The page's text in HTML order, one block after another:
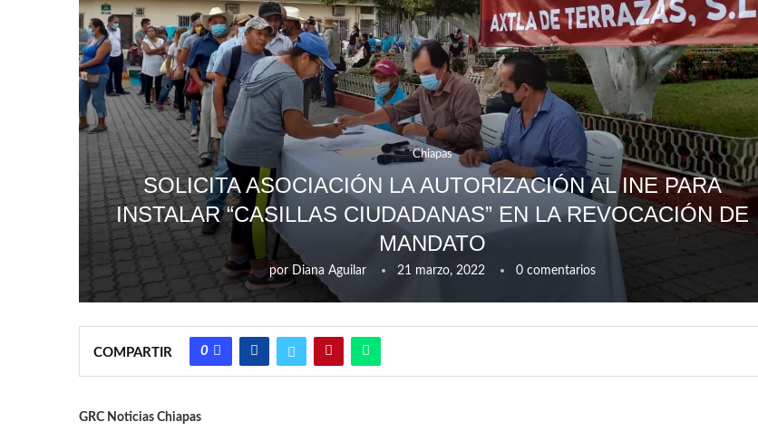
Chiapas
SOLICITA ASOCIACIÓN LA AUTORIZACIÓN AL INE PARA
INSTALAR “CASILLAS CIUDADANAS” EN LA REVOCACIÓN DE
MANDATO
por Diana Aguilar 21 marzo, 2022 0 comentarios
COMPARTIR 0
GRC Noticias Chiapas